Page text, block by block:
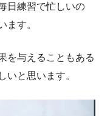
日練習で忙しいの
ます。
を与えることもある
いと思います。